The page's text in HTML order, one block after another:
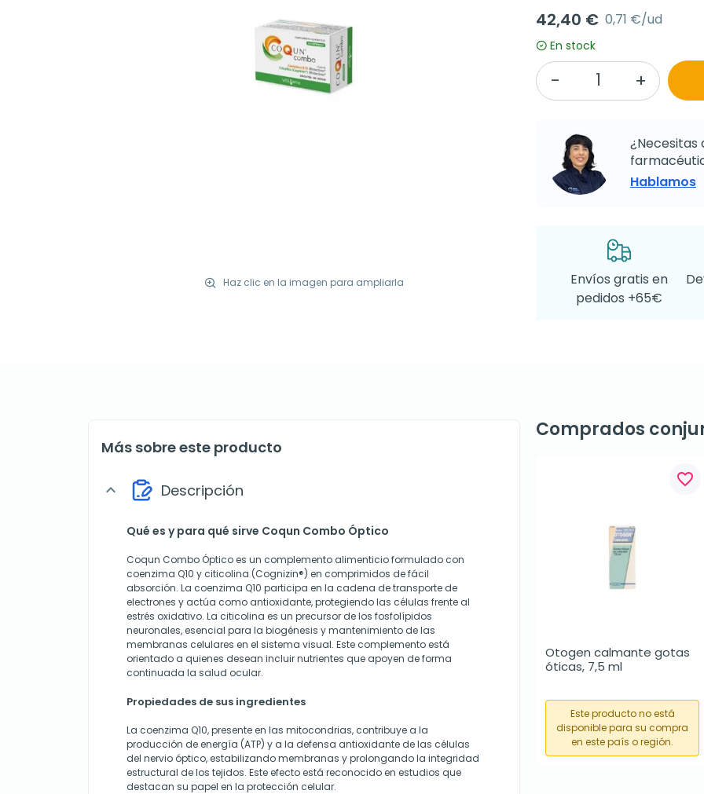
Haz clic en la imagen para ampliarla
42,40 € 0,71 €/ud
En stock
¿Necesitas
Hablamos
Envíos gratis en
pedidos +65€
Más sobre este producto
expand_more Descripción
Qué es y para qué sirve Coqun Combo Óptico
Coqun Combo Óptico es un complemento alimenticio formulado con
coenzima Q10 y citicolina (Cognizin®) en comprimidos de fácil
absorción. La coenzima Q10 participa en la cadena de transporte de
electrones y actúa como antioxidante, protegiendo las células frente al
estrés oxidativo. La citicolina es un precursor de los fosfolípidos
neuronales, esencial para la biogénesis y mantenimiento de las
membranas celulares en el sistema visual. Este complemento está
orientado a quienes desean incluir nutrientes que apoyen de forma
continuada la salud ocular.
Propiedades de sus ingredientes
La coenzima Q10, presente en las mitocondrias, contribuye a la
producción de energía (ATP) y a la defensa antioxidante de las células
del nervio óptico, estabilizando membranas y prolongando la integridad
estructural de los tejidos. Este efecto está reconocido en estudios que
destacan su papel en la protección celular.
Comprados
favorite_border
Otogen calmante gotas
óticas, 7,5 ml
Este producto no está
disponible para su compra
en este país o región.